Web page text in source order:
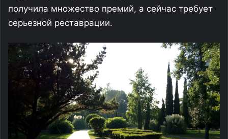
получила множество премий, а сейчас требует
серьезной реставрации.